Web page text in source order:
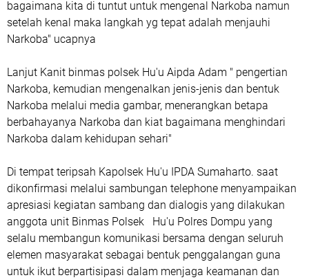
bagaimana kita di tuntut untuk mengenal Narkoba namun
setelah kenal maka langkah yg tepat adalah menjauhi
Narkoba" ucapnya
Lanjut Kanit binmas polsek Hu'u Aipda Adam " pengertian
Narkoba, kemudian mengenalkan jenis-jenis dan bentuk
Narkoba melalui media gambar, menerangkan betapa
berbahayanya Narkoba dan kiat bagaimana menghindari
Narkoba dalam kehidupan sehari"
Di tempat teripsah Kapolsek Hu'u IPDA Sumaharto. saat
dikonfirmasi melalui sambungan telephone menyampaikan
apresiasi kegiatan sambang dan dialogis yang dilakukan
anggota unit Binmas Polsek Hu'u Polres Dompu yang
selalu membangun komunikasi bersama dengan seluruh
elemen masyarakat sebagai bentuk penggalangan guna
untuk ikut berpartisipasi dalam menjaga keamanan dan